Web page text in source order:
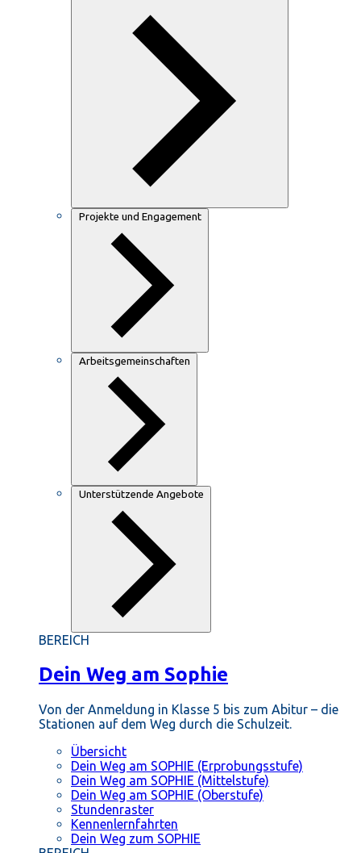
Projekte und Engagement
Arbeitsgemeinschaften
Unterstützende Angebote
BEREICH
Dein Weg am Sophie
Von der Anmeldung in Klasse 5 bis zum Abitur – die
Stationen auf dem Weg durch die Schulzeit.
Übersicht
Dein Weg am SOPHIE (Erprobungsstufe)
Dein Weg am SOPHIE (Mittelstufe)
Dein Weg am SOPHIE (Oberstufe)
Stundenraster
Kennenlernfahrten
Dein Weg zum SOPHIE